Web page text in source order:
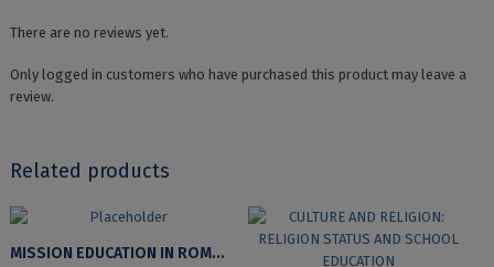
There are no reviews yet.
Only logged in customers who have purchased this product may leave a
review.
Related products
MISSION EDUCATION IN ROMANIAN EVANGELICAL HIGHER EDUCATION